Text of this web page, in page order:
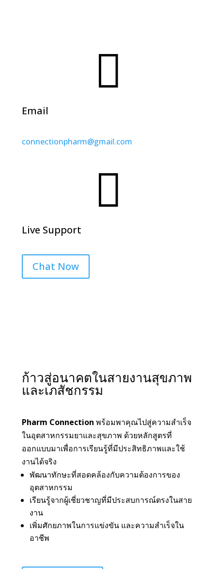

Email
connectionpharm@gmail.com

Live Support
Chat Now
ก้าวสู่อนาคตในสายงานสุขภาพ
และเภสัชกรรม
Pharm Connection พร้อมพาคุณไปสู่ความสำเร็จ
ในอุตสาหกรรมยาและสุขภาพ ด้วยหลักสูตรที่
ออกแบบมาเพื่อการเรียนรู้ที่มีประสิทธิภาพและใช้
งานได้จริง
พัฒนาทักษะที่สอดคล้องกับความต้องการของ
อุตสาหกรรม
เรียนรู้จากผู้เชี่ยวชาญที่มีประสบการณ์ตรงในสาย
งาน
เพิ่มศักยภาพในการแข่งขัน และความสำเร็จใน
อาชีพ